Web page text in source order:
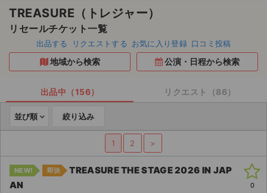
値下げしたチケット
都道府県からチケットを探す
もうすぐ開催のチケット
チケットのリクエスト一覧
取扱チケット
ライブ・コンサート（国内）
ライブ・コンサート（海外）
TREASURE（トレジャー）
リセールチケット一覧
出品する リクエストする お気に入り登録 口コミ投稿
地域から検索 公演・日程から検索
出品中（156） リクエスト（86）
並び順 絞り込み
1 2 >
NEW! 即決
TREASURE THE STAGE 2026 IN JAP
AN
0